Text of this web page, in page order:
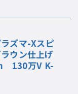
ズマ-Xスピ
ウン仕上げ
130万V K-